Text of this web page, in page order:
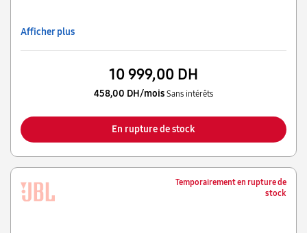
Afficher plus
10 999,00 DH
458,00 DH/mois Sans intérêts
En rupture de stock
Temporairement en rupture de
stock